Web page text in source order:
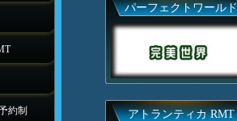
約制
パーフェクトワールド
アトランティカ RMT